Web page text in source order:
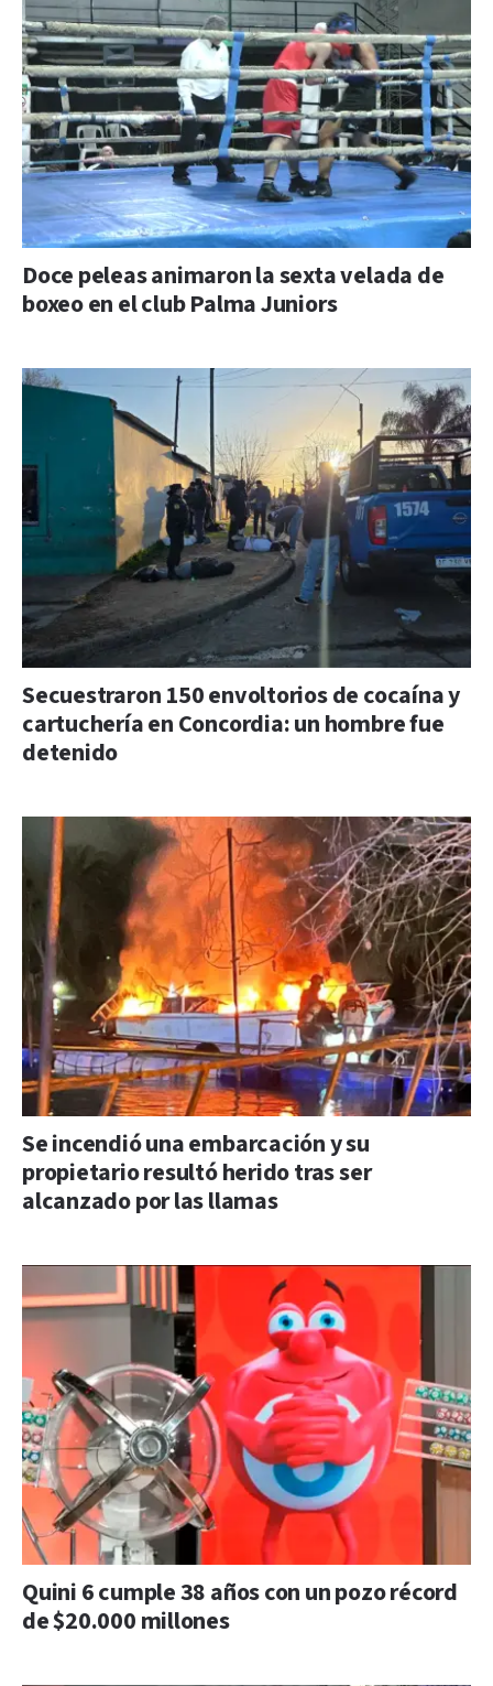
Doce peleas animaron la sexta velada de
boxeo en el club Palma Juniors
Secuestraron 150 envoltorios de cocaína y
cartuchería en Concordia: un hombre fue
detenido
Se incendió una embarcación y su
propietario resultó herido tras ser
alcanzado por las llamas
Quini 6 cumple 38 años con un pozo récord
de $20.000 millones